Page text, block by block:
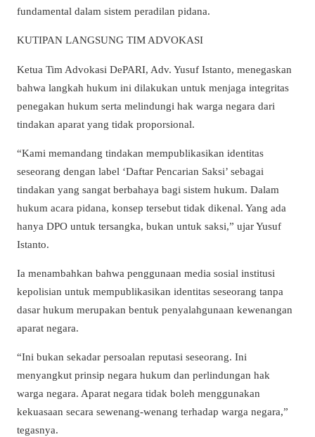
fundamental dalam sistem peradilan pidana.
KUTIPAN LANGSUNG TIM ADVOKASI
Ketua Tim Advokasi DePARI, Adv. Yusuf Istanto, menegaskan
bahwa langkah hukum ini dilakukan untuk menjaga integritas
penegakan hukum serta melindungi hak warga negara dari
tindakan aparat yang tidak proporsional.
“Kami memandang tindakan mempublikasikan identitas
seseorang dengan label ‘Daftar Pencarian Saksi’ sebagai
tindakan yang sangat berbahaya bagi sistem hukum. Dalam
hukum acara pidana, konsep tersebut tidak dikenal. Yang ada
hanya DPO untuk tersangka, bukan untuk saksi,” ujar Yusuf
Istanto.
Ia menambahkan bahwa penggunaan media sosial institusi
kepolisian untuk mempublikasikan identitas seseorang tanpa
dasar hukum merupakan bentuk penyalahgunaan kewenangan
aparat negara.
“Ini bukan sekadar persoalan reputasi seseorang. Ini
menyangkut prinsip negara hukum dan perlindungan hak
warga negara. Aparat negara tidak boleh menggunakan
kekuasaan secara sewenang-wenang terhadap warga negara,”
tegasnya.